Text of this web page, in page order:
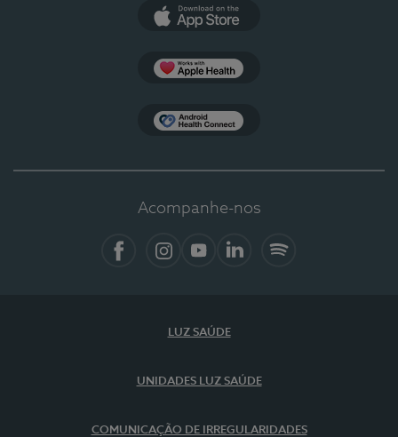
Acompanhe-nos
LUZ SAÚDE
UNIDADES LUZ SAÚDE
COMUNICAÇÃO DE IRREGULARIDADES